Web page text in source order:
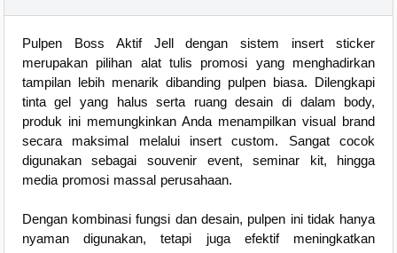
Pulpen Boss Aktif Jell dengan sistem insert sticker
merupakan pilihan alat tulis promosi yang menghadirkan
tampilan lebih menarik dibanding pulpen biasa. Dilengkapi
tinta gel yang halus serta ruang desain di dalam body,
produk ini memungkinkan Anda menampilkan visual brand
secara maksimal melalui insert custom. Sangat cocok
digunakan sebagai souvenir event, seminar kit, hingga
media promosi massal perusahaan.
Dengan kombinasi fungsi dan desain, pulpen ini tidak hanya
nyaman digunakan, tetapi juga efektif meningkatkan